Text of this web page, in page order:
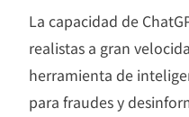
La capacidad de
realistas a gran
herramienta de
para fraudes y